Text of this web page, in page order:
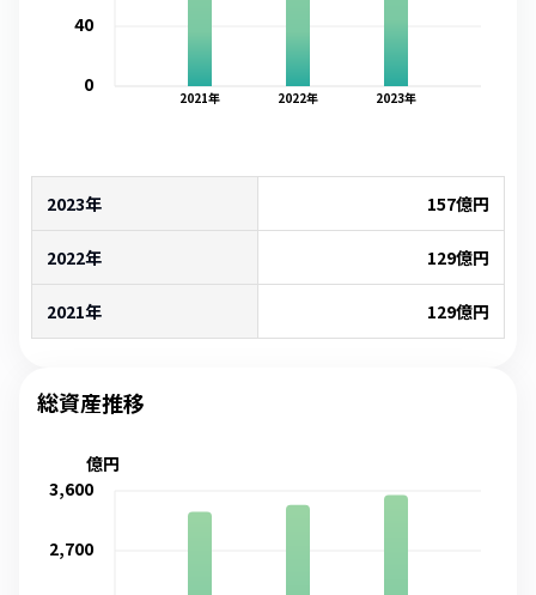
2021年 2022年 2023年
0
40
2023年 157億円
2022年 129億円
2021年 129億円
総資産推移
2,700
3,600
億円